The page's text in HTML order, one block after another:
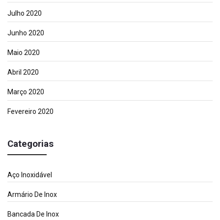
Julho 2020
Junho 2020
Maio 2020
Abril 2020
Março 2020
Fevereiro 2020
Categorias
Aço Inoxidável
Armário De Inox
Bancada De Inox